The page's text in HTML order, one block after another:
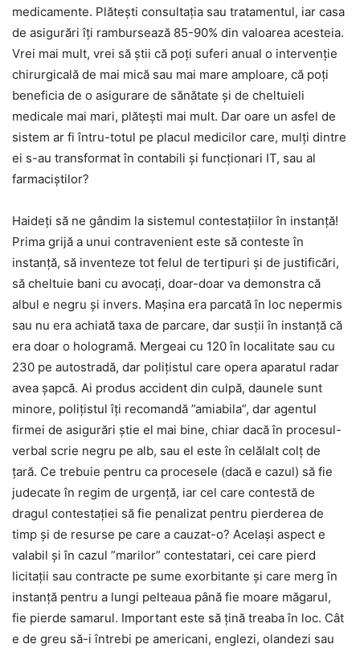
medicamente. Plătești consultația sau tratamentul, iar casa
de asigurări îți rambursează 85-90% din valoarea acesteia.
Vrei mai mult, vrei să știi că poți suferi anual o intervenție
chirurgicală de mai mică sau mai mare amploare, că poți
beneficia de o asigurare de sănătate și de cheltuieli
medicale mai mari, plătești mai mult. Dar oare un asfel de
sistem ar fi întru-totul pe placul medicilor care, mulți dintre
ei s-au transformat în contabili și funcționari IT, sau al
farmaciștilor?
Haideți să ne gândim la sistemul contestațiilor în instanță!
Prima grijă a unui contravenient este să conteste în
instanță, să inventeze tot felul de tertipuri și de justificări,
să cheltuie bani cu avocați, doar-doar va demonstra că
albul e negru și invers. Mașina era parcată în loc nepermis
sau nu era achiată taxa de parcare, dar susții în instanță că
era doar o hologramă. Mergeai cu 120 în localitate sau cu
230 pe autostradă, dar polițistul care opera aparatul radar
avea șapcă. Ai produs accident din culpă, daunele sunt
minore, polițistul îți recomandă ”amiabila”, dar agentul
firmei de asigurări știe el mai bine, chiar dacă în procesul-
verbal scrie negru pe alb, sau el este în celălalt colț de
țară. Ce trebuie pentru ca procesele (dacă e cazul) să fie
judecate în regim de urgență, iar cel care contestă de
dragul contestației să fie penalizat pentru pierderea de
timp și de resurse pe care a cauzat-o? Același aspect e
valabil și în cazul ”marilor” contestatari, cei care pierd
licitații sau contracte pe sume exorbitante și care merg în
instanță pentru a lungi pelteaua până fie moare măgarul,
fie pierde samarul. Important este să țină treaba în loc. Cât
e de greu să-i întrebi pe americani, englezi, olandezi sau